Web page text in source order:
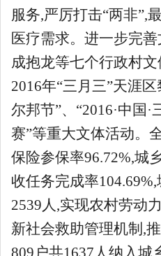
服务,严厉打击“两非”,
医疗需求。进一步完
成抱龙等七个行政村
2016年“三月三”天涯
尔邦节”、“2016·中国
赛”等重大文体活动。
保险参保率96.72%,城
收任务完成率
2539人,实现农村劳动
新社会救助管理机制,
809户共1637人纳入城